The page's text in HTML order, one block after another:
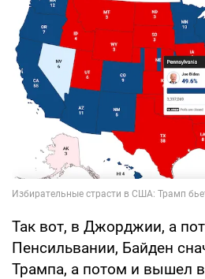
Так вот, в Джорджии, а
Пенсильвании, Байден
Трампа, а потом и вышел